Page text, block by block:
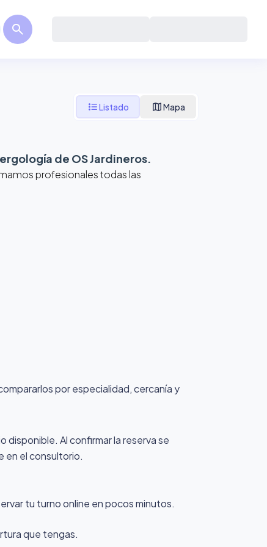
search
format_list_bulletedListado mapMapa
de OS Jardineros.
profesionales todas las
por especialidad, cercanía y
disponible. Al confirmar la reserva se
en el consultorio.
tu turno online en pocos minutos.
que tengas.